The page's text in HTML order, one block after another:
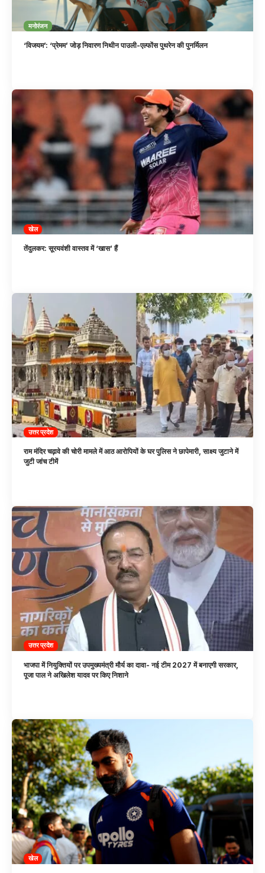
मनोरंजन
‘विजयम’: ‘प्रेमम’ जोड़ निवारण निथीन पाउली-एल्फोंस पुथरेन की पुनर्मिलन
खेल
तेंदुलकर: सूरयवंशी वास्तव में ‘खास’ हैं
उत्तर प्रदेश
राम मंदिर चढ़ावे की चोरी मामले में आठ आरोपियों के घर पुलिस ने छापेमारी, साक्ष्य जुटाने में
जुटी जांच टीमें
उत्तर प्रदेश
भाजपा में नियुक्तियों पर उपमुख्यमंत्री मौर्य का दावा- नई टीम 2027 में बनाएगी सरकार,
पूजा पाल ने अखिलेश यादव पर किए निशाने
खेल